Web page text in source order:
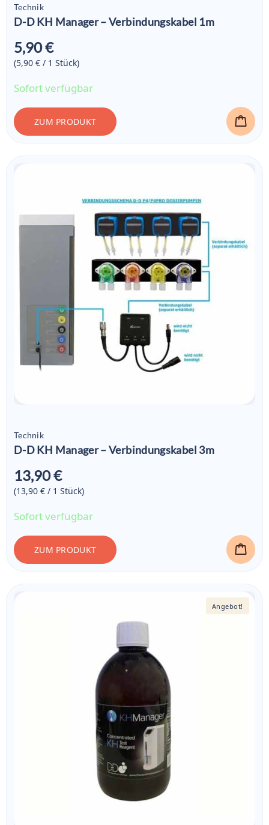
Technik
D-D KH Manager – Verbindungskabel 1m
5,90 €
(5,90 € / 1 Stück)
Sofort verfügbar
ZUM PRODUKT
Technik
D-D KH Manager – Verbindungskabel 3m
13,90 €
(13,90 € / 1 Stück)
Sofort verfügbar
ZUM PRODUKT
Angebot!